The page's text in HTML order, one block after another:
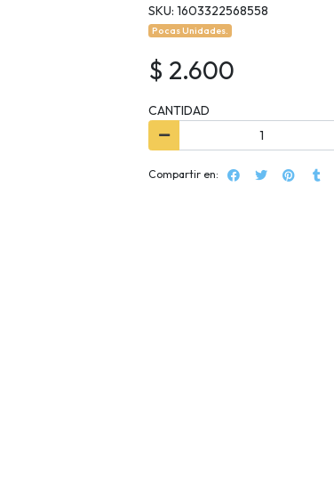
SKU: 1603322568558
Pocas Unidades.
$ 2.600
CANTIDAD
Compartir en: